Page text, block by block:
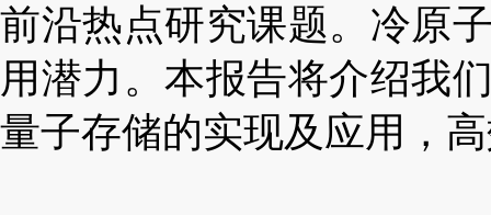
前沿热点研究课题。冷原
用潜力。本报告将介绍我
量子存储的实现及应用，